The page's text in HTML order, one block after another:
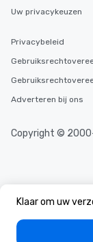
Klaar om uw
Uw privacykeuzen
Privacybeleid
Adverteren bij ons
Copyright ©